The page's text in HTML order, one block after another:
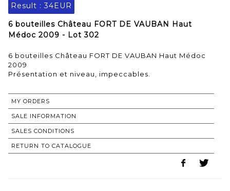
Result : 34EUR
6 bouteilles Château FORT DE VAUBAN Haut
Médoc 2009 - Lot 302
6 bouteilles Château FORT DE VAUBAN Haut Médoc
2009
MY ORDERS
SALE INFORMATION
SALES CONDITIONS
RETURN TO CATALOGUE